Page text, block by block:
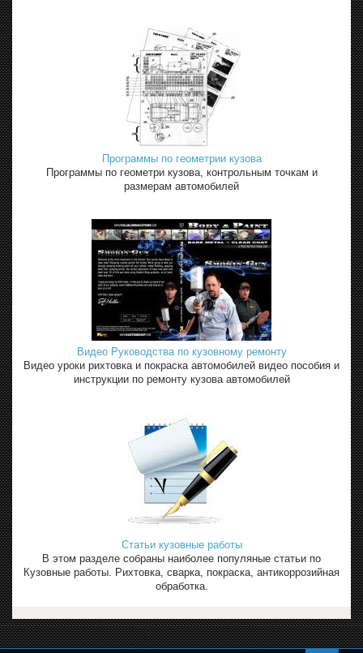
Программы по геометрии кузова
Программы по геометри кузова, контрольным точкам и
размерам автомобилей
Видео Руководства по кузовному ремонту
Видео уроки рихтовка и покраска автомобилей видео пособия и
инструкции по ремонту кузова автомобилей
Статьи кузовные работы
В этом разделе собраны наиболее популяные статьи по
Кузовные работы. Рихтовка, сварка, покраска, антикоррозийная
обработка.